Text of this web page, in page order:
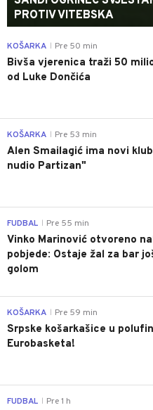
PROTIV VITEBSKA
KOŠARKA Pre 50 min
Bivša vjerenica traži 50
od Luke Dončića
KOŠARKA Pre 53 min
Alen Smailagić ima novi
nudio Partizan"
FUDBAL Pre 55 min
Vinko Marinović otvoreno
pobjede: Ostaje žal za bar
golom
KOŠARKA Pre 59 min
Srpske košarkašice u
Eurobasketa!
FUDBAL Pre 1 h